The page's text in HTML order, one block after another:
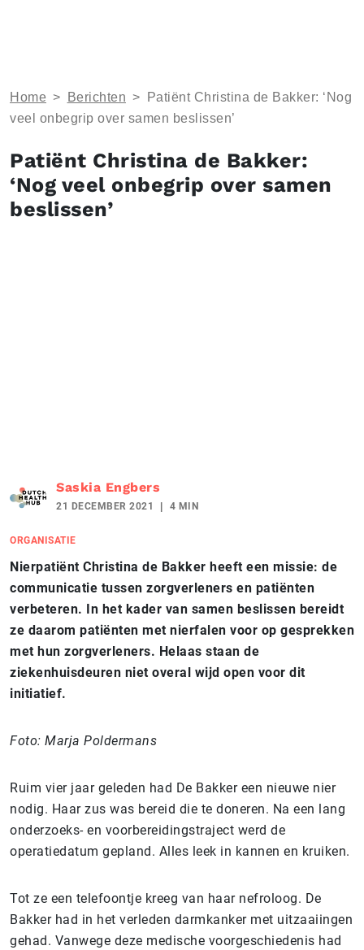
Home > Berichten >
Patiënt Christina de Bakker: ‘Nog
veel onbegrip over samen beslissen’
Patiënt Christina de Bakker:
‘Nog veel onbegrip over samen
beslissen’
Saskia Engbers
21 DECEMBER 2021 4 MIN
ORGANISATIE
Nierpatiënt Christina de Bakker heeft een missie: de
communicatie tussen zorgverleners en patiënten
verbeteren. In het kader van samen beslissen bereidt
ze daarom patiënten met nierfalen voor op gesprekken
met hun zorgverleners. Helaas staan de
ziekenhuisdeuren niet overal wijd open voor dit
initiatief.
Foto: Marja Poldermans
Ruim vier jaar geleden had De Bakker een nieuwe nier
nodig. Haar zus was bereid die te doneren. Na een lang
onderzoeks- en voorbereidingstraject werd de
operatiedatum gepland. Alles leek in kannen en kruiken.
Tot ze een telefoontje kreeg van haar nefroloog. De
Bakker had in het verleden darmkanker met uitzaaiingen
gehad. Vanwege deze medische voorgeschiedenis had